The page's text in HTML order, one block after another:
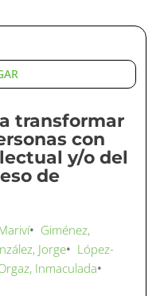
transformar
con
y/o del
de
• Giménez,
Jorge• López-
Inmaculada•